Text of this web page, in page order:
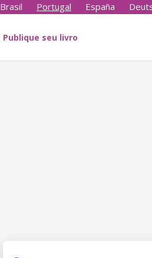
Brasil Portugal España
Publique seu livro